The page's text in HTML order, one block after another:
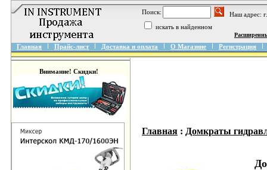
Поиск:
Наш адрес:
искать в найденном
Главная Прайс-лист Доставка и оплата О Магазине Регистрация
Внимание! Скидки!
Главная : Домкраты